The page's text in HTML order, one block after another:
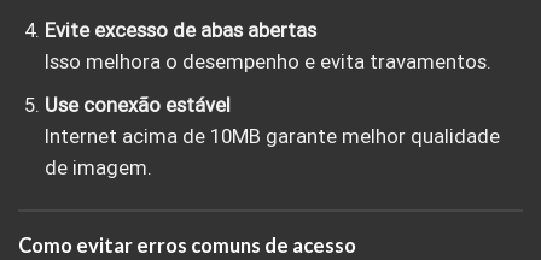
Evite excesso de abas abertas
Isso melhora o desempenho e evita travamentos.
Use conexão estável
Internet acima de 10MB garante melhor qualidade
de imagem.
Como evitar erros comuns de acesso